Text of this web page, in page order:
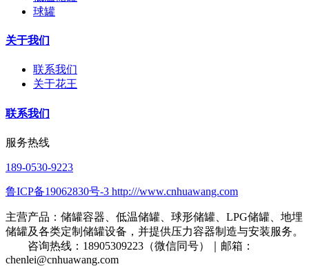
球罐
关于我们
联系我们
关于花王
联系我们
服务热线
189-0530-9223
鲁ICP备19062830号-3 http:///www.cnhuawang.com
主营产品：储罐容器、低温储罐、球形储罐、LPG储罐、地埋
储罐及各类定制储罐设备，并提供压力容器制造与安装服务。
咨询热线：18905309223（微信同号）｜邮箱：
chenlei@cnhuawang.com